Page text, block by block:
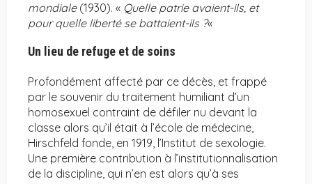
mondiale(1930). « Quelle patrie avaient-ils, et
pour quelle liberté se battaient-ils ?«
Un lieu de refuge et de soins
Profondément affecté par ce décès, et frappé
par le souvenir du traitement humiliant d’un
homosexuel contraint de défiler nu devant la
classe alors qu’il était à l’école de médecine,
Hirschfeld fonde, en 1919, l’Institut de sexologie.
Une première contribution à l’institutionnalisation
de la discipline, qui n’en est alors qu’à ses